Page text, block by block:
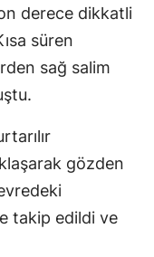
derece dikkatli
süren
sağ salim
gözden
takip edildi ve